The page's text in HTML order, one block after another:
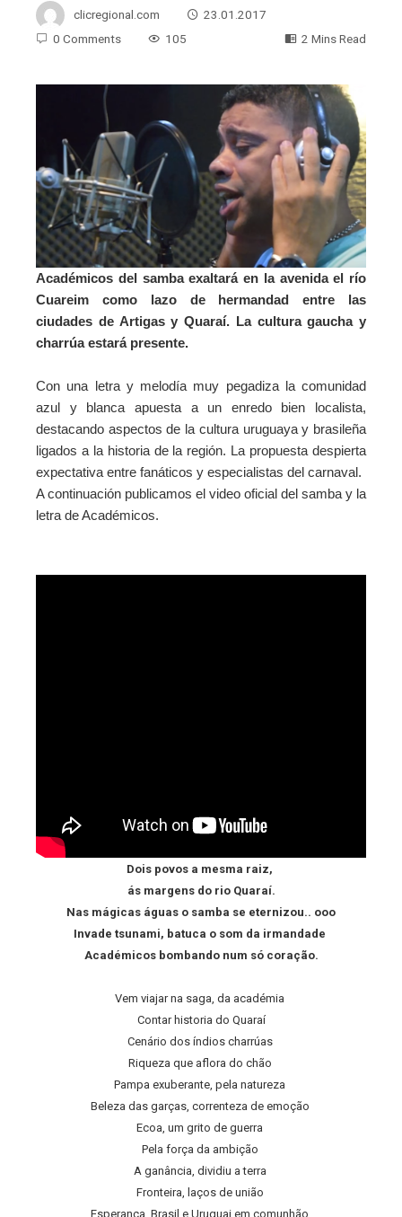
clicregional.com
23.01.2017
0 Comments
105 2 Mins Read
Académicos del samba exaltará en la avenida el río
Cuareim como lazo de hermandad entre las
ciudades de Artigas y Quaraí. La cultura gaucha y
charrúa estará presente.
Con una letra y melodía muy pegadiza la comunidad
azul y blanca apuesta a un enredo bien localista,
destacando aspectos de la cultura uruguaya y brasileña
ligados a la historia de la región. La propuesta despierta
expectativa entre fanáticos y especialistas del carnaval.
A continuación publicamos el video oficial del samba y la
letra de Académicos.
Dois povos a mesma raiz,
ás margens do rio Quaraí.
Nas mágicas águas o samba se eternizou.. ooo
Invade tsunami, batuca o som da irmandade
Académicos bombando num só coração.
Vem viajar na saga, da académia
Contar historia do Quaraí
Cenário dos índios charrúas
Riqueza que aflora do chão
Pampa exuberante, pela natureza
Beleza das garças, correnteza de emoção
Ecoa, um grito de guerra
Pela força da ambição
A ganância, dividiu a terra
Fronteira, laços de união
Esperança, Brasil e Uruguai em comunhão